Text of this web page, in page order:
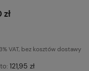
VAT, bez kosztów dostawy
121,95 zł